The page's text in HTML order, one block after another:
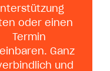
oder einen
Termin
Ganz
und